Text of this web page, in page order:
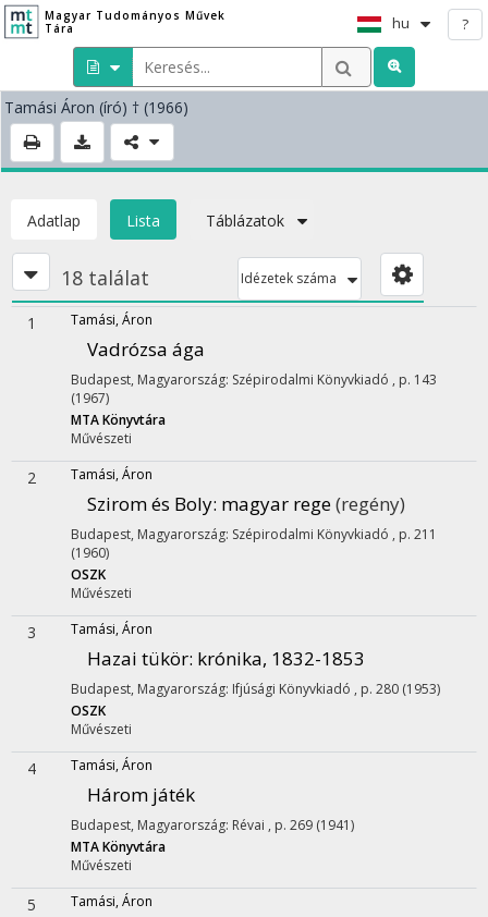
Magyar Tudományos Művek
Tára
hu ?
Tamási Áron (író) † (1966)
Adatlap Lista Táblázatok
18 találat Idézetek száma
1 Tamási, Áron
Vadrózsa ága
Budapest, Magyarország: Szépirodalmi Könyvkiadó , p. 143
(1967)
MTA Könyvtára
Művészeti
2 Tamási, Áron
Szirom és Boly: magyar rege(regény)
Budapest, Magyarország: Szépirodalmi Könyvkiadó , p. 211
(1960)
OSZK
Művészeti
3 Tamási, Áron
Hazai tükör: krónika, 1832-1853
Budapest, Magyarország: Ifjúsági Könyvkiadó , p. 280 (1953)
OSZK
Művészeti
4 Tamási, Áron
Három játék
Budapest, Magyarország: Révai , p. 269 (1941)
MTA Könyvtára
Művészeti
5 Tamási, Áron